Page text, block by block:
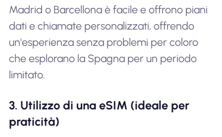
Madrid o Barcellona è facile e offrono piani
dati e chiamate personalizzati, offrendo
un'esperienza senza problemi per coloro
che esplorano la Spagna per un periodo
limitato.
3. Utilizzo di una eSIM (ideale per
praticità)